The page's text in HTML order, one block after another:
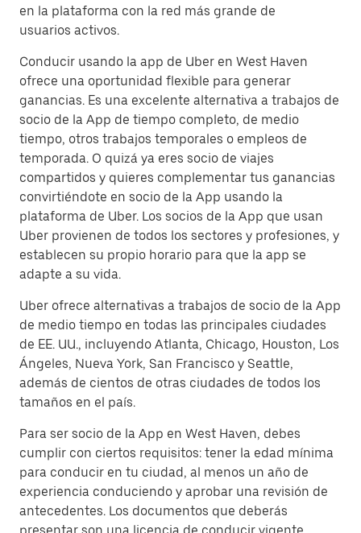
en la plataforma con la red más grande de
usuarios activos.
Conducir usando la app de Uber en West Haven
ofrece una oportunidad flexible para generar
ganancias. Es una excelente alternativa a trabajos de
socio de la App de tiempo completo, de medio
tiempo, otros trabajos temporales o empleos de
temporada. O quizá ya eres socio de viajes
compartidos y quieres complementar tus ganancias
convirtiéndote en socio de la App usando la
plataforma de Uber. Los socios de la App que usan
Uber provienen de todos los sectores y profesiones, y
establecen su propio horario para que la app se
adapte a su vida.
Uber ofrece alternativas a trabajos de socio de la App
de medio tiempo en todas las principales ciudades
de EE. UU., incluyendo Atlanta, Chicago, Houston, Los
Ángeles, Nueva York, San Francisco y Seattle,
además de cientos de otras ciudades de todos los
tamaños en el país.
Para ser socio de la App en West Haven, debes
cumplir con ciertos requisitos: tener la edad mínima
para conducir en tu ciudad, al menos un año de
experiencia conduciendo y aprobar una revisión de
antecedentes. Los documentos que deberás